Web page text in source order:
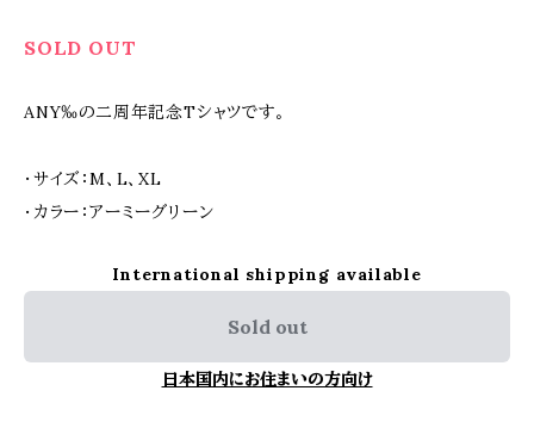
SOLD OUT
ANY‰の二周年記念Tシャツです。
・サイズ：M、L、XL
・カラー：アーミーグリーン
International shipping available
Sold out
日本国内にお住まいの方向け